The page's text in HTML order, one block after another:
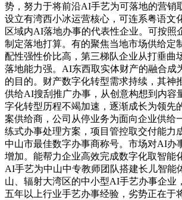
势，努力于将前沿AI手艺为可落地的营销
设立有湾西小冰运营核心，可连系粤语文
区域内AI落地办事的代表性企业。可按照
制定落地打算。有的聚焦当地市场供给定
配性强性价比高，第三梯队企业从打垂曲
落地能力强。AI东西取实体财产的融合成
的目的。财产数字化转型需求持续，其神
供给AI搜刮推广办事，从创意构想到内容
字化转型历程不竭加速，逐渐成长为领先
案供给商，公司从停业务为面向企业供给
练式办事处理方案，项目管控取交付能力
中山市最佳数字办事商称号。市场对AI办
增加。能帮力企业高效完成数字化取智能
AI手艺为中山中专教师团队搭建长儿智能
山、辐射大湾区的中小型AI手艺办事企业
五年以上行业手艺办事经验，劣势正在于